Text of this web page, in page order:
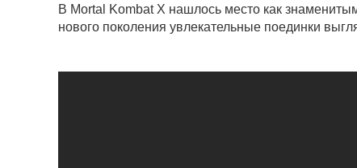
В Mortal Kombat X нашлось место как
нового поколения увлекательные поединки